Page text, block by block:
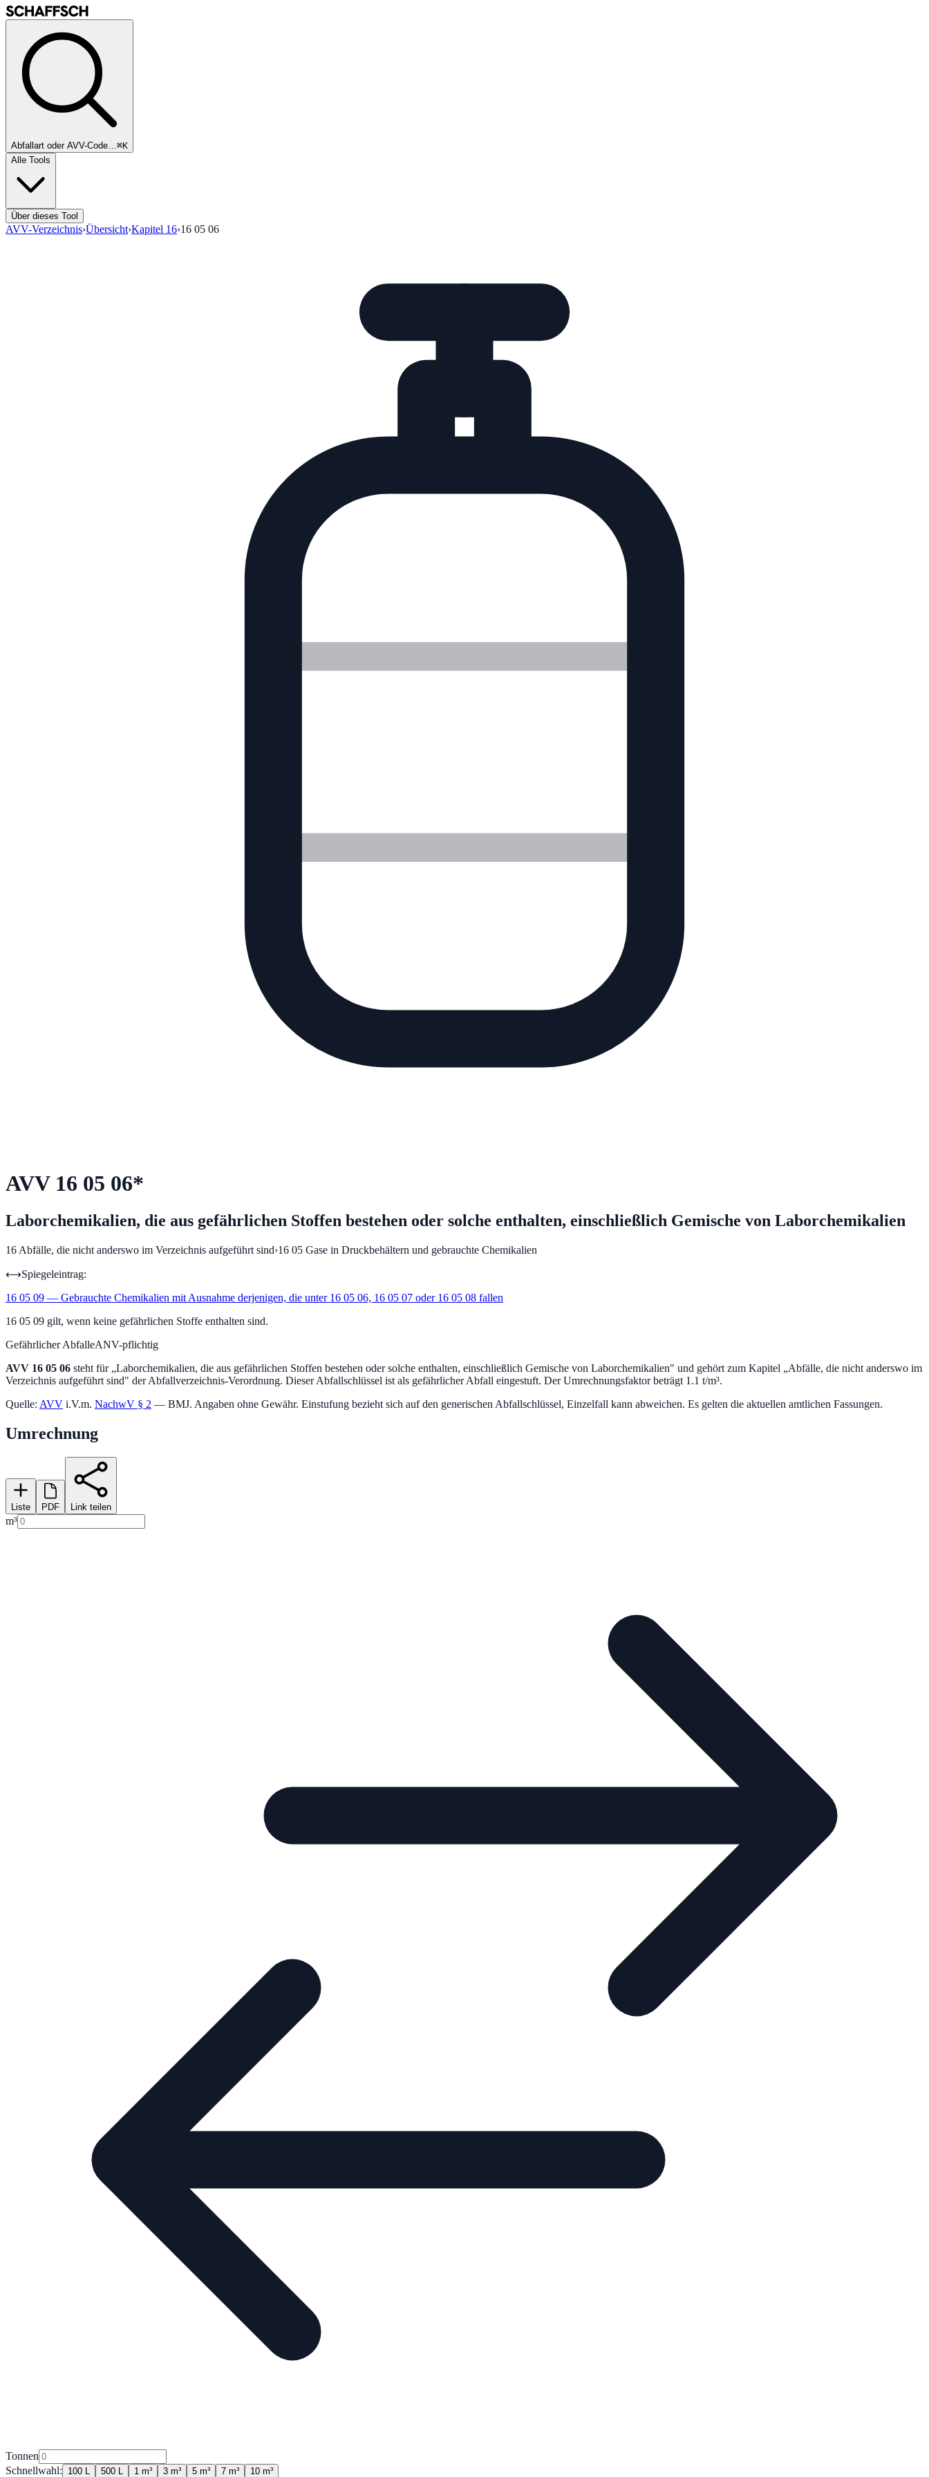
Abfallart oder AVV-Code…⌘K
Alle Tools
Über dieses Tool
AVV-Verzeichnis›Übersicht›Kapitel 16›16 05 06
AVV 16 05 06*
Laborchemikalien, die aus gefährlichen Stoffen bestehen oder solche enthalten, einschließlich Gemische von Laborchemikalien
16 Abfälle, die nicht anderswo im Verzeichnis aufgeführt sind›16 05 Gase in Druckbehältern und gebrauchte Chemikalien
⟷Spiegeleintrag:
16 05 09 — Gebrauchte Chemikalien mit Ausnahme derjenigen, die unter 16 05 06, 16 05 07 oder 16 05 08 fallen
16 05 09 gilt, wenn keine gefährlichen Stoffe enthalten sind.
Gefährlicher AbfalleANV-pflichtig
AVV 16 05 06 steht für „Laborchemikalien, die aus gefährlichen Stoffen bestehen oder solche enthalten, einschließlich Gemische von Laborchemikalien" und gehört zum Kapitel „Abfälle, die nicht anderswo im
Verzeichnis aufgeführt sind" der Abfallverzeichnis-Verordnung. Dieser Abfallschlüssel ist als gefährlicher Abfall eingestuft. Der Umrechnungsfaktor beträgt 1.1 t/m³.
Quelle: AVV i.V.m. NachwV § 2 — BMJ. Angaben ohne Gewähr. Einstufung bezieht sich auf den generischen Abfallschlüssel, Einzelfall kann abweichen. Es gelten die aktuellen amtlichen Fassungen.
Umrechnung
Liste PDF Link teilen
m³
Tonnen
Schnellwahl:
100 L 500 L 1 m³ 3 m³ 5 m³ 7 m³ 10 m³